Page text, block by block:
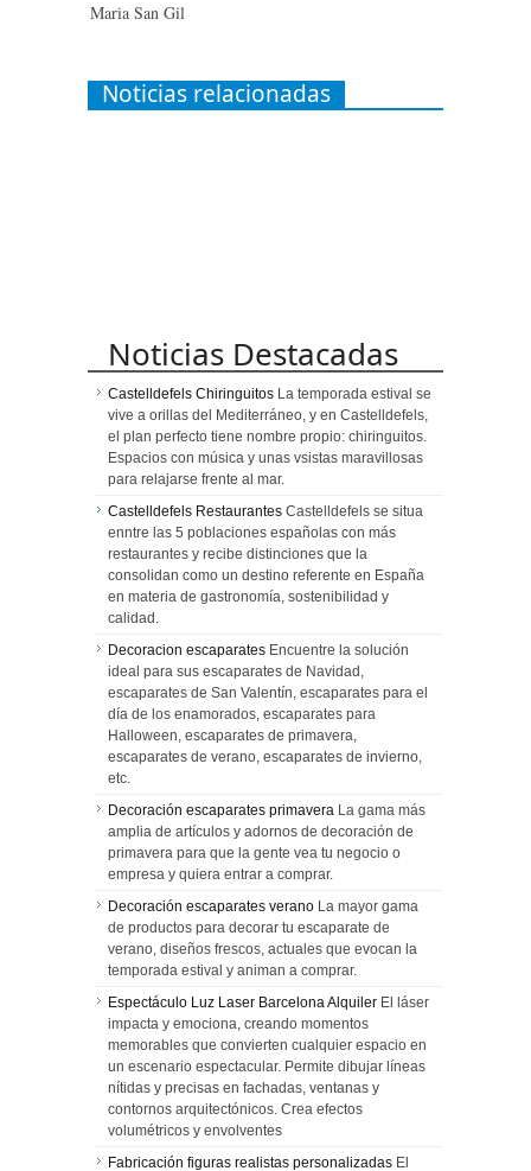
Maria San Gil
Noticias relacionadas
Noticias Destacadas
Castelldefels Chiringuitos La temporada estival se
vive a orillas del Mediterráneo, y en Castelldefels,
el plan perfecto tiene nombre propio: chiringuitos.
Espacios con música y unas vsistas maravillosas
para relajarse frente al mar.
Castelldefels Restaurantes Castelldefels se situa
enntre las 5 poblaciones españolas con más
restaurantes y recibe distinciones que la
consolidan como un destino referente en España
en materia de gastronomía, sostenibilidad y
calidad.
Decoracion escaparates Encuentre la solución
ideal para sus escaparates de Navidad,
escaparates de San Valentín, escaparates para el
día de los enamorados, escaparates para
Halloween, escaparates de primavera,
escaparates de verano, escaparates de invierno,
etc.
Decoración escaparates primavera La gama más
amplia de artículos y adornos de decoración de
primavera para que la gente vea tu negocio o
empresa y quiera entrar a comprar.
Decoración escaparates verano La mayor gama
de productos para decorar tu escaparate de
verano, diseños frescos, actuales que evocan la
temporada estival y animan a comprar.
Espectáculo Luz Laser Barcelona Alquiler El láser
impacta y emociona, creando momentos
memorables que convierten cualquier espacio en
un escenario espectacular. Permite dibujar líneas
nítidas y precisas en fachadas, ventanas y
contornos arquitectónicos. Crea efectos
volumétricos y envolventes
Fabricación figuras realistas personalizadas El